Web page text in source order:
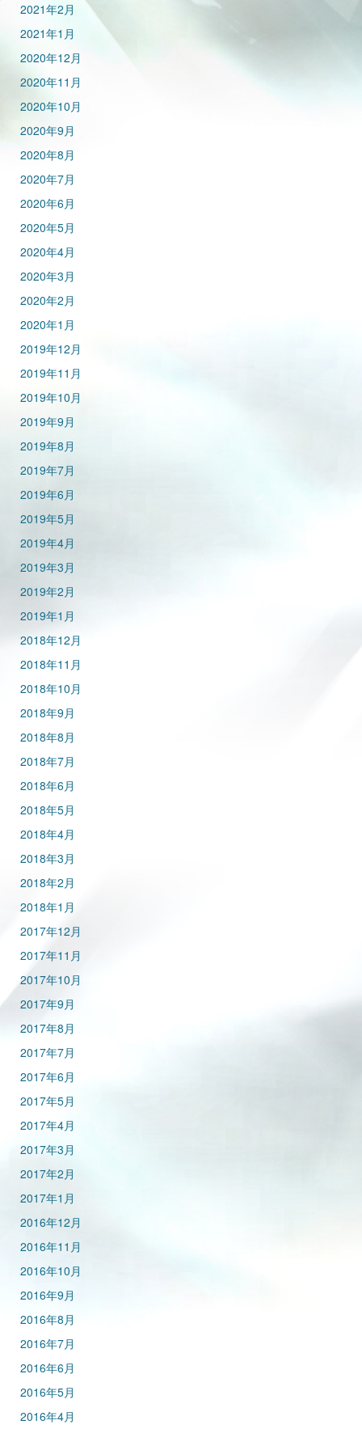
2021年2月
2021年1月
2020年12月
2020年11月
2020年10月
2020年9月
2020年8月
2020年7月
2020年6月
2020年5月
2020年4月
2020年3月
2020年2月
2020年1月
2019年12月
2019年11月
2019年10月
2019年9月
2019年8月
2019年7月
2019年6月
2019年5月
2019年4月
2019年3月
2019年2月
2019年1月
2018年12月
2018年11月
2018年10月
2018年9月
2018年8月
2018年7月
2018年6月
2018年5月
2018年4月
2018年3月
2018年2月
2018年1月
2017年12月
2017年11月
2017年10月
2017年9月
2017年8月
2017年7月
2017年6月
2017年5月
2017年4月
2017年3月
2017年2月
2017年1月
2016年12月
2016年11月
2016年10月
2016年9月
2016年8月
2016年7月
2016年6月
2016年5月
2016年4月